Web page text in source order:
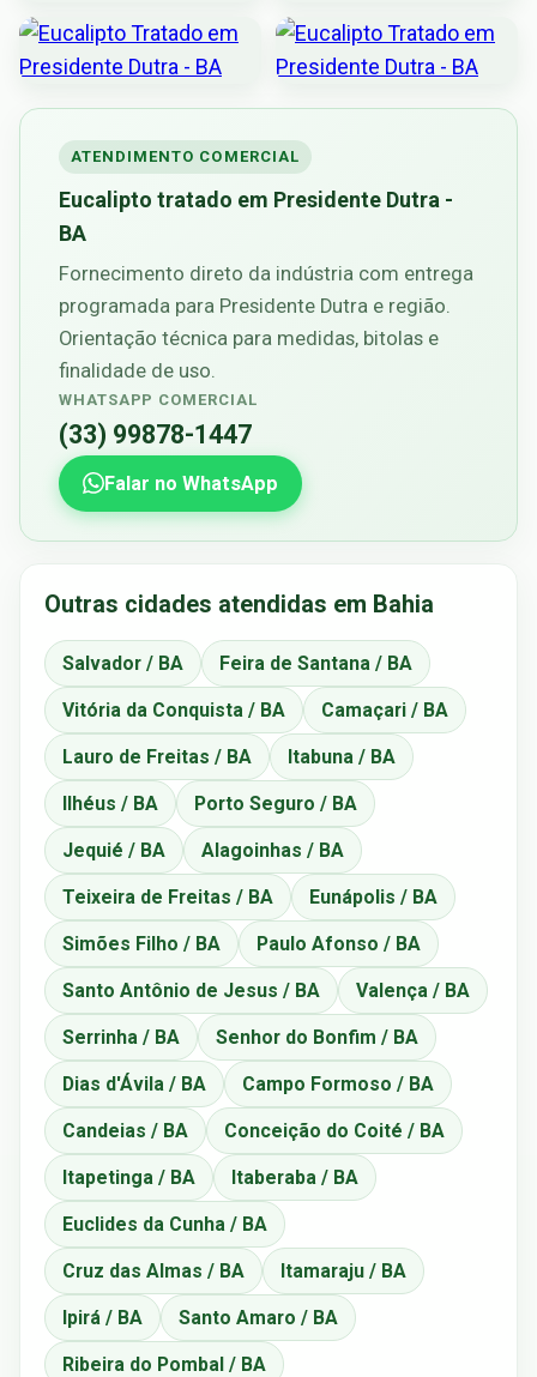
ATENDIMENTO COMERCIAL
Eucalipto tratado em Presidente Dutra -
BA
Fornecimento direto da indústria com entrega
programada para Presidente Dutra e região.
Orientação técnica para medidas, bitolas e
finalidade de uso.
WHATSAPP COMERCIAL
(33) 99878-1447
Falar no WhatsApp
Outras cidades atendidas em Bahia
Salvador / BA Feira de Santana / BA
Vitória da Conquista / BA Camaçari / BA
Lauro de Freitas / BA Itabuna / BA
Ilhéus / BA Porto Seguro / BA
Jequié / BA Alagoinhas / BA
Teixeira de Freitas / BA Eunápolis / BA
Simões Filho / BA Paulo Afonso / BA
Santo Antônio de Jesus / BA Valença / BA
Serrinha / BA Senhor do Bonfim / BA
Dias d'Ávila / BA Campo Formoso / BA
Candeias / BA Conceição do Coité / BA
Itapetinga / BA Itaberaba / BA
Euclides da Cunha / BA
Cruz das Almas / BA Itamaraju / BA
Ipirá / BA Santo Amaro / BA
Ribeira do Pombal / BA